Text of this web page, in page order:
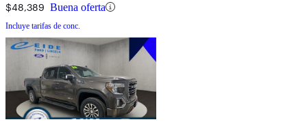
$48,389 Buena oferta
Incluye tarifas de conc.